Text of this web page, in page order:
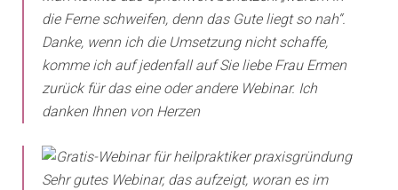
die Ferne schweifen, denn das Gute liegt so nah“.
Danke, wenn ich die Umsetzung nicht schaffe,
komme ich auf jedenfall auf Sie liebe Frau Ermen
zurück für das eine oder andere Webinar. Ich
danken Ihnen von Herzen
Sehr gutes Webinar, das aufzeigt, woran es im